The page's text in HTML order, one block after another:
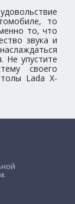
то
то, что
звука и
упустите
своего
Lada X-